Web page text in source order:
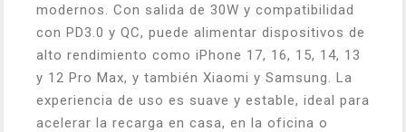
modernos. Con salida de 30W y compatibilidad
con PD3.0 y QC, puede alimentar dispositivos de
alto rendimiento como iPhone 17, 16, 15, 14, 13
y 12 Pro Max, y también Xiaomi y Samsung. La
experiencia de uso es suave y estable, ideal para
acelerar la recarga en casa, en la oficina o